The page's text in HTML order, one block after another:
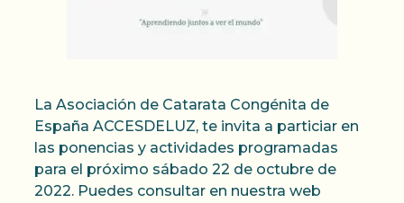
La Asociación de Catarata Congénita de
España ACCESDELUZ, te invita a particiar en
las ponencias y actividades programadas
para el próximo sábado 22 de octubre de
2022. Puedes consultar en nuestra web